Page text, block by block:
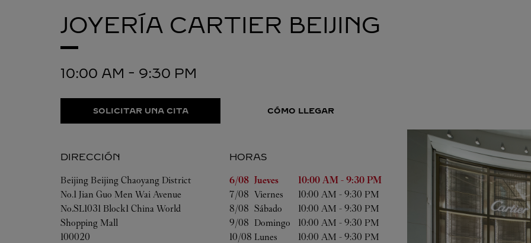
JOYERÍA CARTIER BEIJING
10:00 AM - 9:30 PM
SOLICITAR UNA CITA CÓMO LLEGAR
DIRECCIÓN
Beijing Beijing Chaoyang District
No.1 Jian Guo Men Wai Avenue
No.SL1031 Block1 China World
Shopping Mall
100020
HORAS
Día de la semana
Horas
6/08 Jueves 10:00 AM -9:30 PM
7/08 Viernes 10:00 AM -9:30 PM
8/08 Sábado 10:00 AM -9:30 PM
9/08 Domingo 10:00 AM -9:30 PM
10/08 Lunes 10:00 AM -9:30 PM